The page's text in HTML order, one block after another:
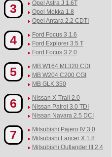
3
Opel Astra J 1.6T
Opel Mokka 1.8
Opel Antara 2.2 CDTI
4
Ford Focus 3 1.6
Ford Explorer 3.5 T
Ford Focus 3 2.0
5
MB W164 ML320 CDI
MB W204 C200 CGI
MB GLK 350
6
Nissan X-Trail 2.0
Nissan Patrol 3.0 TDI
Nissan Navara 2.5 DCI
7
Mitsubishi Pajero IV 3.0
Mitsubishi Lancer X 1.8
Mitsubishi Outlander III 2.4